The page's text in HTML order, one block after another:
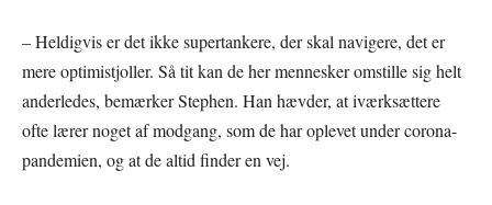
– Heldigvis er det ikke supertankere, der skal navigere, det er
mere optimistjoller. Så tit kan de her mennesker omstille sig helt
anderledes, bemærker Stephen. Han hævder, at iværksættere
ofte lærer noget af modgang, som de har oplevet under corona-
pandemien, og at de altid finder en vej.